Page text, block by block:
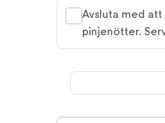
Avsluta med
pinjenötter.